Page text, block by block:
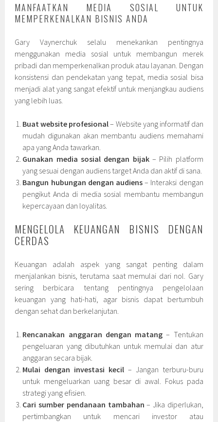
MANFAATKAN MEDIA SOSIAL UNTUK
MEMPERKENALKAN BISNIS ANDA
Gary Vaynerchuk selalu menekankan pentingnya
menggunakan media sosial untuk membangun merek
pribadi dan memperkenalkan produk atau layanan. Dengan
konsistensi dan pendekatan yang tepat, media sosial bisa
menjadi alat yang sangat efektif untuk menjangkau audiens
yang lebih luas.
Buat website profesional– Website yang informatif dan
mudah digunakan akan membantu audiens memahami
apa yang Anda tawarkan.
Gunakan media sosial dengan bijak– Pilih platform
yang sesuai dengan audiens target Anda dan aktif di sana.
Bangun hubungan dengan audiens – Interaksi dengan
pengikut Anda di media sosial membantu membangun
kepercayaan dan loyalitas.
MENGELOLA KEUANGAN BISNIS DENGAN
CERDAS
Keuangan adalah aspek yang sangat penting dalam
menjalankan bisnis, terutama saat memulai dari nol. Gary
sering berbicara tentang pentingnya pengelolaan
keuangan yang hati-hati, agar bisnis dapat bertumbuh
dengan sehat dan berkelanjutan.
Rencanakan anggaran dengan matang – Tentukan
pengeluaran yang dibutuhkan untuk memulai dan atur
anggaran secara bijak.
Mulai dengan investasi kecil – Jangan terburu-buru
untuk mengeluarkan uang besar di awal. Fokus pada
strategi yang efisien.
Cari sumber pendanaan tambahan – Jika diperlukan,
pertimbangkan untuk mencari investor atau